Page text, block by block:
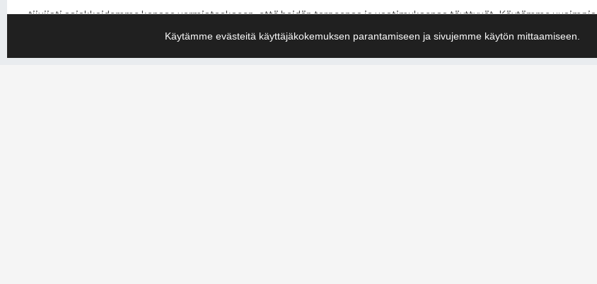
tiiviisti asiakkaidemme kanssa varmistaakseen, että heidän tarpeensa ja vaatimuksensa täyttyvät. Käytämme uusimpia
suunnittelutyökaluja ja -menetelmiä varmistaaksemme, että tarjoamamme ratkaisut ovat tehokkaita ja luotettavia.
Käytämme evästeitä käyttäjäkokemuksen parantamiseen ja sivujemme käytön mittaamiseen.